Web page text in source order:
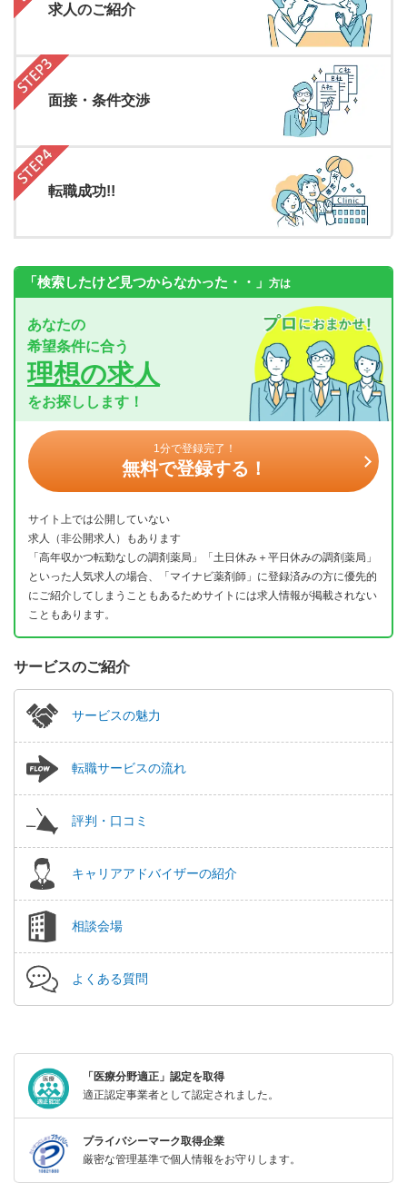
求人のご紹介
面接・条件交渉
転職成功!!
「検索したけど見つからなかった・・」 方は
あなたの
希望条件に合う
理想の求人
をお探しします！
1分で登録完了！
無料で登録する！
サイト上では公開していない
求人（非公開求人）もあります
「高年収かつ転勤なしの調剤薬局」「土日休み＋平日休みの調剤薬局」
といった人気求人の場合、「マイナビ薬剤師」に登録済みの方に優先的
にご紹介してしまうこともあるためサイトには求人情報が掲載されない
こともあります。
サービスのご紹介
サービスの魅力
転職サービスの流れ
評判・口コミ
キャリアアドバイザーの紹介
相談会場
よくある質問
「医療分野適正」認定を取得
適正認定事業者として認定されました。
プライバシーマーク取得企業
厳密な管理基準で個人情報をお守りします。